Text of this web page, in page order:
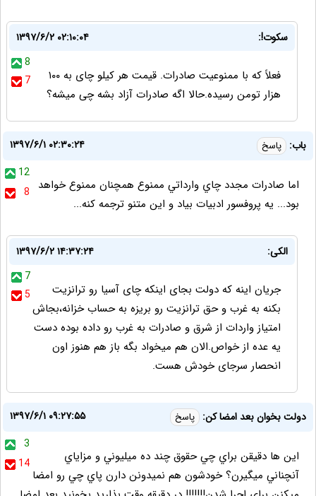
سکوت!:
۱۳۹۷/۶/۲ ۰۲:۱۰:۰۴
8
7
فعلاً که با ممنوعیت صادرات. قیمت هر کیلو چای به ۱۰۰
هزار تومن رسیده.حالا اگه صادرات آزاد بشه چی میشه؟
باب: پاسخ
۱۳۹۷/۶/۱ ۰۲:۳۰:۲۴
12
8
اما صادرات مجدد چاي وارداتي ممنوع همچنان ممنوع خواهد
بود... يه پروفسور ادبيات بياد و اين متنو ترجمه كنه...
الکی:
۱۳۹۷/۶/۲ ۱۴:۳۷:۲۴
7
5
جریان اینه که دولت بجای اینکه چای آسیا رو ترانزیت
بکنه به غرب و حق ترانزیت رو بریزه به حساب خزانه،بجاش
امتیاز واردات از شرق و صادرات به غرب رو داده بوده دست
یه عده از خواص.الان هم میخواد بگه باز هم هنوز اون
انحصار سرجای خودش هست.
دولت بخوان بعد امضا كن: پاسخ
۱۳۹۷/۶/۱ ۰۹:۲۷:۵۵
3
14
اين ها دقيقن براي چي حقوق چند ده ميليوني و مزاياي
آنچناني ميگيرن؟ خودشون هم نميدونن دارن پاي چي رو امضا